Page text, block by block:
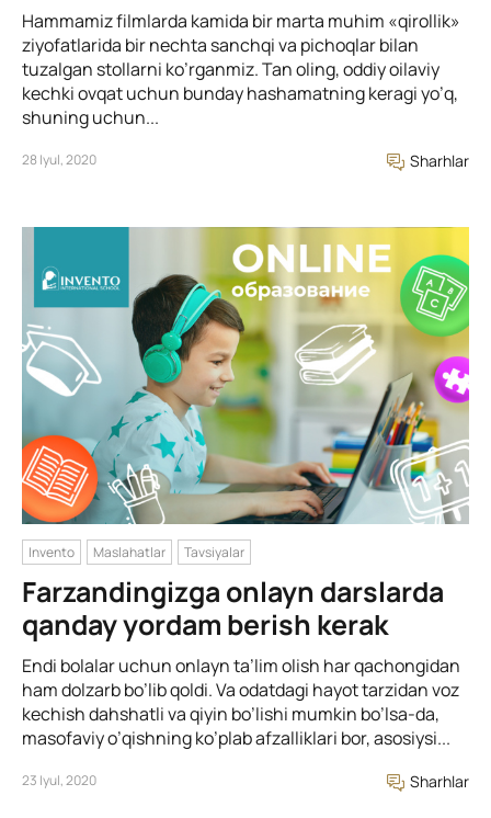
Hammamiz filmlarda kamida bir marta muhim «qirollik»
ziyofatlarida bir nechta sanchqi va pichoqlar bilan
tuzalgan stollarni ko’rganmiz. Tan oling, oddiy oilaviy
kechki ovqat uchun bunday hashamatning keragi yo’q,
shuning uchun...
28 Iyul, 2020 Sharhlar
Invento Maslahatlar Tavsiyalar
Farzandingizga onlayn darslarda
qanday yordam berish kerak
Endi bolalar uchun onlayn ta’lim olish har qachongidan
ham dolzarb bo’lib qoldi. Va odatdagi hayot tarzidan voz
kechish dahshatli va qiyin bo’lishi mumkin bo’lsa-da,
masofaviy o’qishning ko’plab afzalliklari bor, asosiysi...
23 Iyul, 2020 Sharhlar